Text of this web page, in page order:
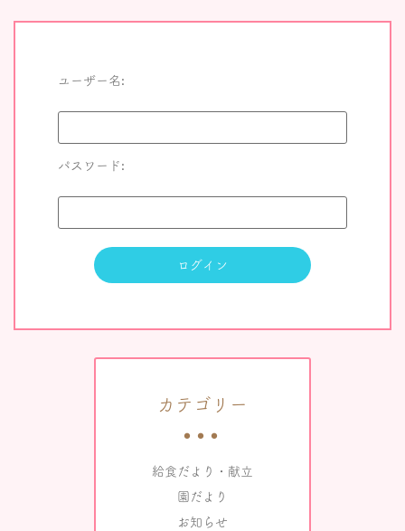
ユーザー名:
パスワード:
カテゴリー
給食だより・献立
園だより
お知らせ